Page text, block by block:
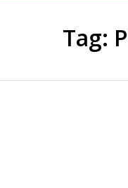
Tag: